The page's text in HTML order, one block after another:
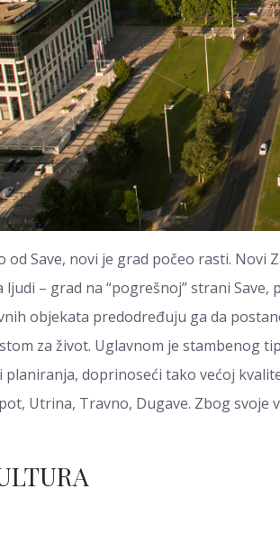
od Save, novi je grad počeo rasti.
– grad na “pogrešnoj” strani
objekata predodređuju ga da
za život. Uglavnom je stambenog
doprinoseći tako većoj
Utrina, Travno, Dugave. Zbog